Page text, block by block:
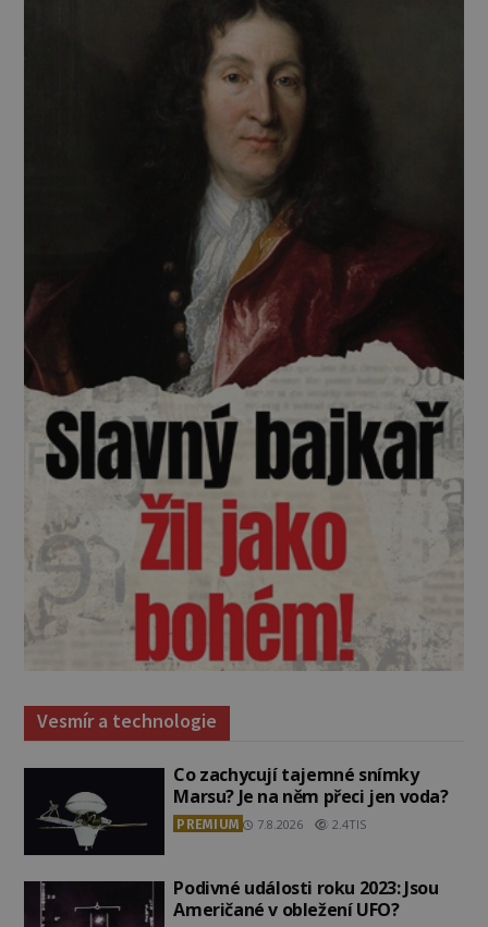
Vesmír a technologie
Co zachycují tajemné snímky
Marsu? Je na něm přeci jen voda?
PREMIUM 7.8.2026 2.4TIS
Podivné události roku 2023: Jsou
Američané v obležení UFO?